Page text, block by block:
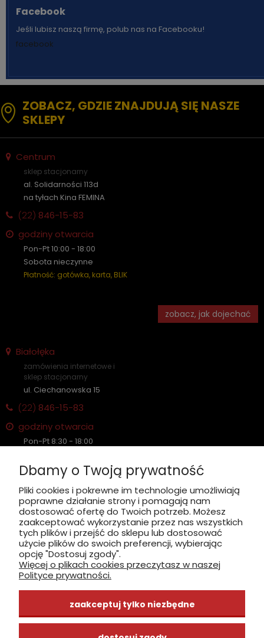
Facebook
Jeśli lubisz naszą firmę, polub nas na Facebooku!
facebook
ZOBACZ, GDZIE ZNAJDUJĄ SIĘ NASZE
SKLEPY
Centrum
sklep stacjonarny
al. Solidarności 113d
na tyłach Kina FEMINA
(22) 846-15-83
godziny otwarcia
Pon-Pt 10:00 - 18:00
Sobota nieczynne
Płatność: gotówka, karta, BLIK
zobacz, jak dojechać
Białołęka
zamówienia internetowe i
sklep stacjonarny
ul. Ciechanowska 15
(22) 846-15-83
godziny otwarcia
Pon-Pt 8:30 - 18:00
Płatność: gotówka, karta, BLIK
zobacz, jak dojechać
INFORMACJE
ZAKUPY
CENTRUM WIEDZY
Dbamy o Twoją prywatność
Pliki cookies i pokrewne im technologie umożliwiają
poprawne działanie strony i pomagają nam
dostosować ofertę do Twoich potrzeb. Możesz
zaakceptować wykorzystanie przez nas wszystkich
tych plików i przejść do sklepu lub dostosować
użycie plików do swoich preferencji, wybierając
opcję "Dostosuj zgody".
Więcej o plikach cookies przeczytasz w naszej
Polityce prywatności.
zaakceptuj tylko niezbędne